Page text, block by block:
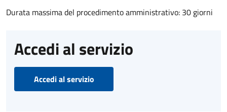
Durata massima del procedimento amministrativo: 30 giorni
Accedi al servizio
Accedi al servizio